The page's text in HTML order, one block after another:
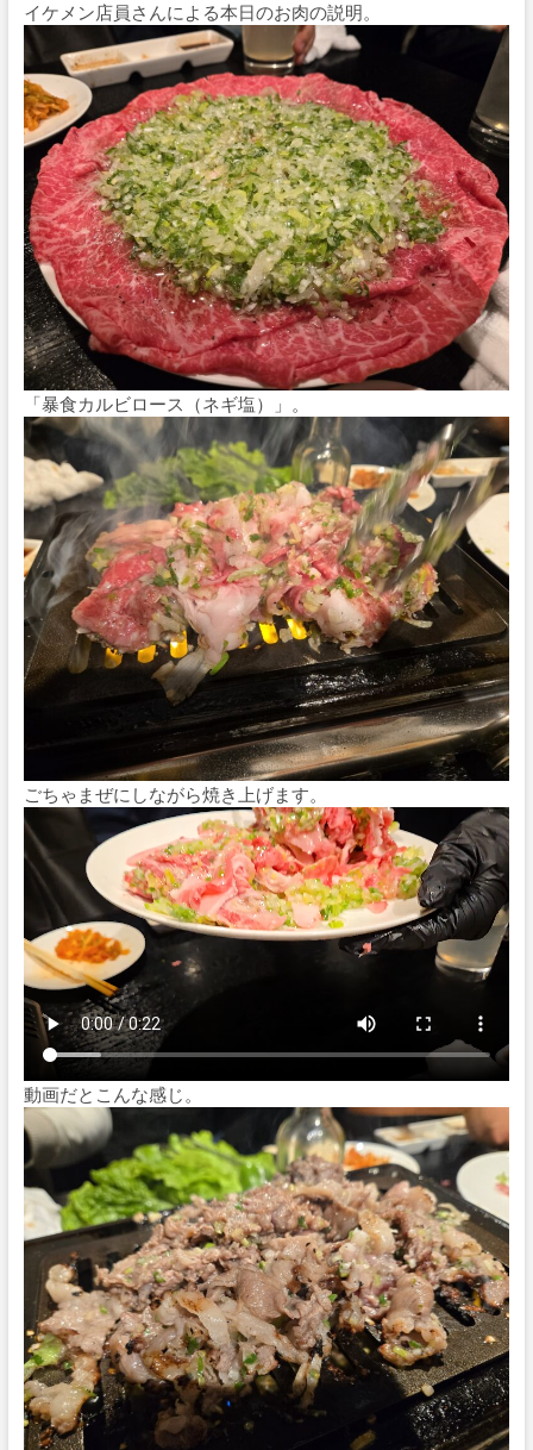
イケメン店員さんによる本日のお肉の説明。
「暴食カルビロース（ネギ塩）」。
ごちゃまぜにしながら焼き上げます。
動画だとこんな感じ。